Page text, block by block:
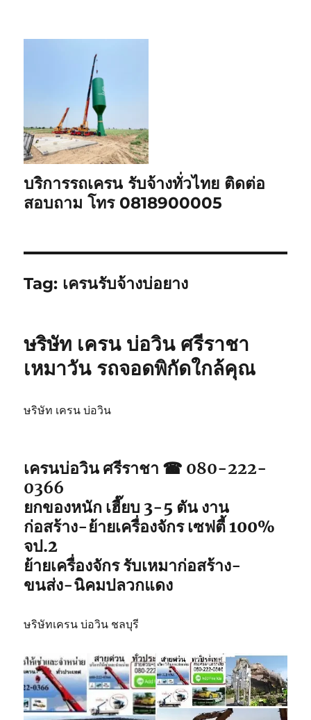
บริการรถเครน รับจ้างทั่วไทย ติดต่อ
สอบถาม โทร 0818900005
Tag: เครนรับจ้างบ่อยาง
ษริษัท เครน บ่อวิน ศรีราชา
เหมาวัน รถจอดพิกัดใกล้คุณ
ษริษัท เครน บ่อวิน
เครนบ่อวิน ศรีราชา ☎ 080-222-
0366
ยกของหนัก เฮี๊ยบ 3-5 ตัน งาน
ก่อสร้าง-ย้ายเครื่องจักร เซฟตี้ 100%
จป.2
ย้ายเครื่องจักร รับเหมาก่อสร้าง-
ขนส่ง-นิคมปลวกแดง
ษริษัทเครน บ่อวิน ชลบุรี